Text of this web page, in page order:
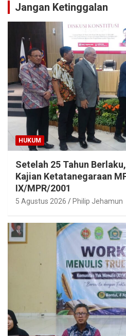
Jangan Ketinggalan
HUKUM
Setelah 25 Tahun
Kajian Ketatanegaraan
IX/MPR/2001
5 Agustus 2026 Philip Jehamun